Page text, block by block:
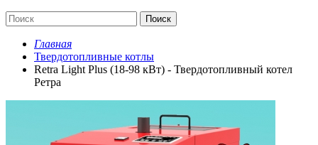
Поиск
Главная
Твердотопливные котлы
Retra Light Plus (18-98 кВт) - Твердотопливный котел
Ретра